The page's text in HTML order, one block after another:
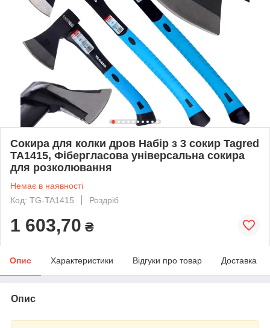
Сокира для колки дров Набір з 3 сокир Tagred
TA1415, Фібергласова універсальна сокира
для розколювання
Немає в наявності
Код: TG-TA1415
Роздріб
1 603,70 ₴
Опис Характеристики Відгуки про товар Доставка
Опис